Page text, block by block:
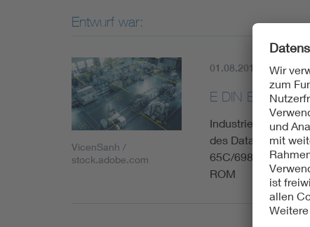
Entwurf war:
VicenSanh /
stock.adobe.com
01.08.2013
E DIN EN
Industrielle
des Data Link
65C/698/
ROM